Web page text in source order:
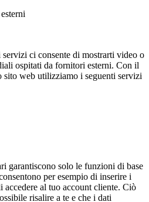
ci consente di mostrarti video o
ospitati da fornitori esterni. Con il
sito web utilizziamo i seguenti servizi
garantiscono solo le funzioni di base
per esempio di inserire i
al tuo account cliente. Ciò
risalire a te e che i dati